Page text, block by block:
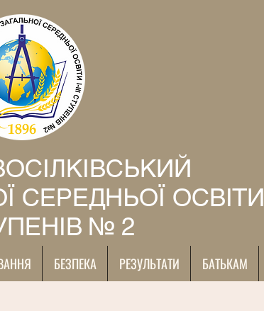
СЕРЕДНЬОЇ ОСВІТИ
№ 2
БЕЗПЕКА РЕЗУЛЬТАТИ БАТЬКАМ